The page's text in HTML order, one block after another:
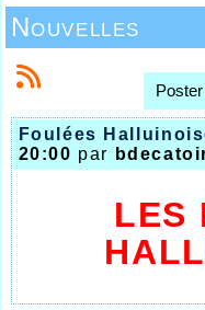
Nouvelles
Foulées
20:00 par
LES